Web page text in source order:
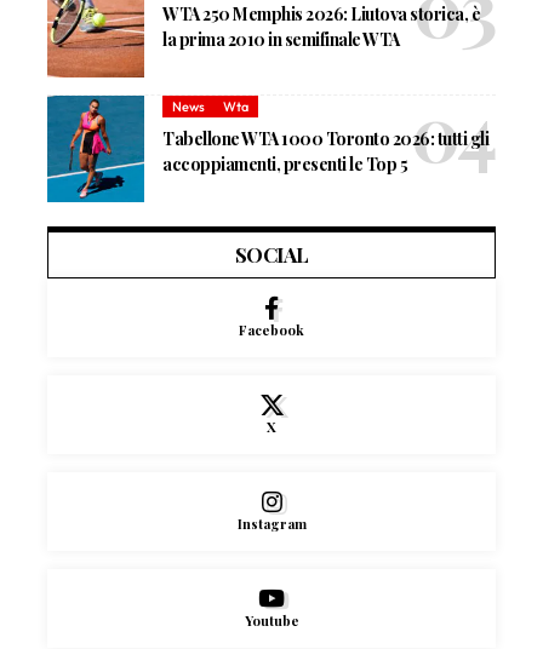
WTA 250 Memphis 2026: Liutova storica, è
la prima 2010 in semifinale WTA
News Wta
Tabellone WTA 1000 Toronto 2026: tutti gli
accoppiamenti, presenti le Top 5
SOCIAL
Facebook
X
Instagram
Youtube